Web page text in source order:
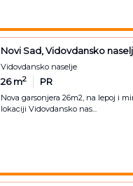
Novi Sad, Vidovdansko
Vidovdansko naselje
26m2 PR
Nova garsonjera 26m2, na lepoj i
lokaciji Vidovdansko nas...